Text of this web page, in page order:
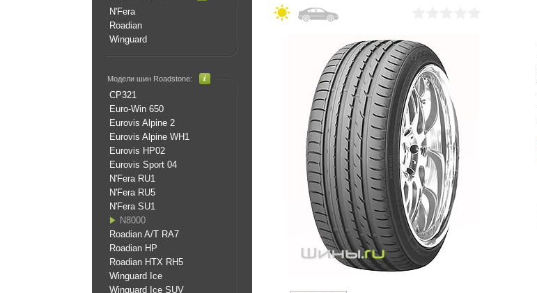
N'Fera
Roadian
Winguard
Модели шин Roadstone:
CP321
Euro-Win 650
Eurovis Alpine 2
Eurovis Alpine WH1
Eurovis HP02
Eurovis Sport 04
N'Fera RU1
N'Fera RU5
N'Fera SU1
N8000
Roadian A/T RA7
Roadian HP
Roadian HTX RH5
Winguard Ice
Winguard Ice SUV